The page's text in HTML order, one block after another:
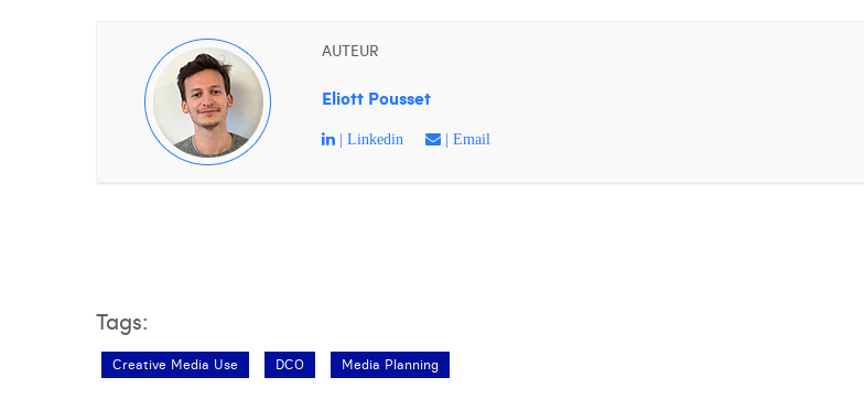
AUTEUR
Eliott Pousset
| Linkedin | Email
Tags:
Creative Media Use DCO Media Planning